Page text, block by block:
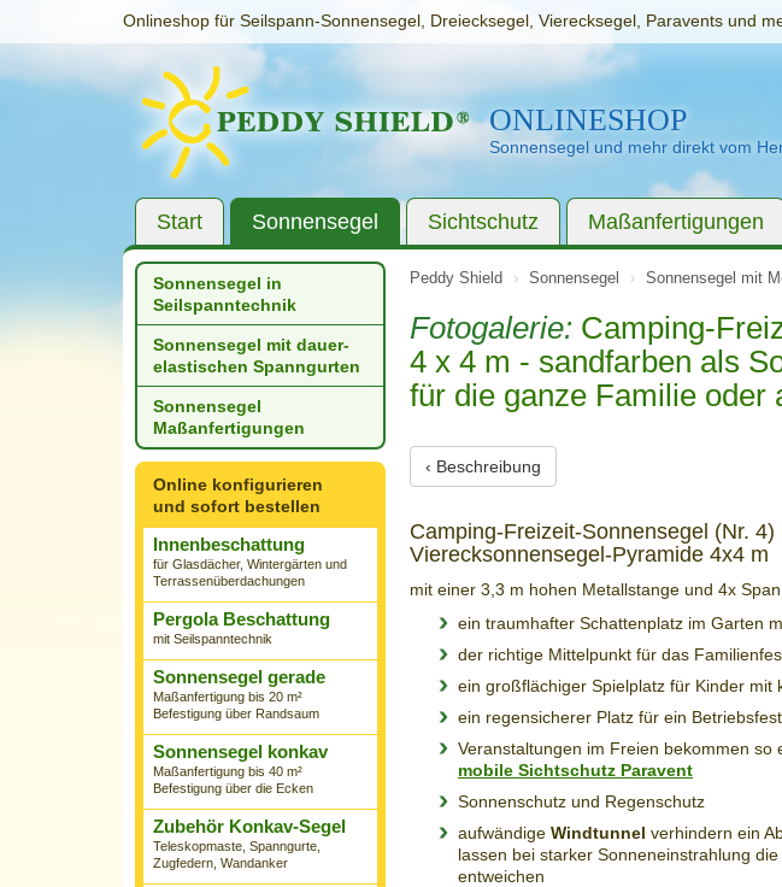
Onlineshop für Seilspann-Sonnensegel, Dreiecksegel, Vierecksegel, Paravents und
ONLINESHOP
Sonnensegel und mehr direkt vom
Start Sonnensegel Sichtschutz Maßanfertigungen
Peddy Shield Sonnensegel Sonnensegel mit
Fotogalerie: Camping-
4 x 4 m - sandfarben als
für die ganze Familie oder
‹ Beschreibung
Camping-Freizeit-Sonnensegel (Nr. 4)
Vierecksonnensegel-Pyramide 4x4 m
mit einer 3,3 m hohen Metallstange und 4x
ein traumhafter Schattenplatz im Garten
der richtige Mittelpunkt für das
ein großflächiger Spielplatz für Kinder mit
ein regensicherer Platz für ein
Veranstaltungen im Freien bekommen so
mobile Sichtschutz Paravent
Sonnenschutz und Regenschutz
aufwändige Windtunnel verhindern ein
lassen bei starker Sonneneinstrahlung
entweichen
Sonnensegel in
Seilspanntechnik
Sonnensegel mit dauer­
elastischen Spanngurten
Sonnensegel
Maßanfertigungen
Online konfigurieren
und sofort bestellen
Innenbeschattung
für Glasdächer, Wintergärten und
Terrassenüberdachungen
Pergola Beschattung
mit Seilspanntechnik
Sonnensegel gerade
Maßanfertigung bis 20 m²
Befestigung über Randsaum
Sonnensegel konkav
Maßanfertigung bis 40 m²
Befestigung über die Ecken
Zubehör Konkav-Segel
Teleskopmaste, Spanngurte,
Zugfedern, Wandanker